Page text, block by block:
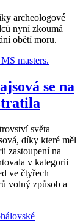
archeologové
nyní zkoumá
obětí moru.
se na
světa
díky které měl
zastoupení na
v kategorii
ve čtyřech
volný způsob a